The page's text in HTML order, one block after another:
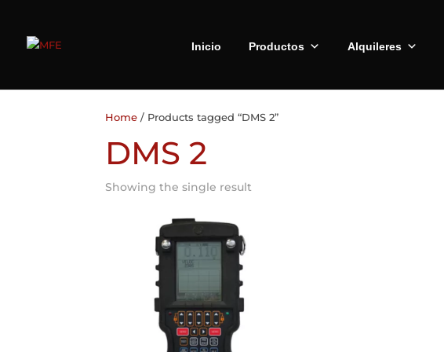
Inicio Productos Alquileres
Home / Products tagged “DMS 2”
DMS 2
Showing the single result